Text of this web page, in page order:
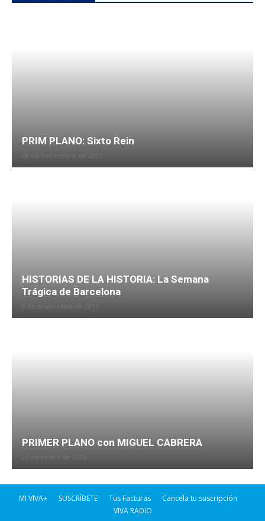
PRIM PLANO: Sixto Rein
28 de noviembre de 2015
HISTORIAS DE LA HISTORIA: La Semana
Trágica de Barcelona
8 de noviembre de 2019
PRIMER PLANO con MIGUEL CABRERA
MI VIVA+ SUSCRÍBETE Tus Facturas
Cancela tu suscripción
VIVA RADIO